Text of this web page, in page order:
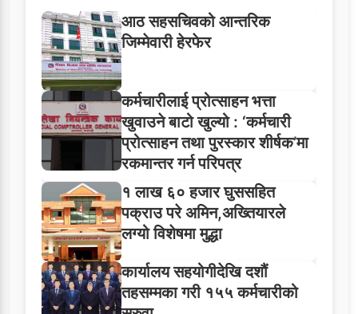
आठ सहसचिवको आन्तरिक
जिम्मेवारी हेरफेर
कर्मचारीलाई प्रोत्साहन भत्ता
खुवाउने बाटो खुल्यो : ‘कर्मचारी
प्रोत्साहन तथा पुरस्कार शीर्षक’मा
रकमान्तर गर्न परिपत्र
१ लाख ६० हजार घुससहित
पक्राउ परे अमिन,अख्तियारले
लग्यो विशेषमा मुद्धा
कार्यालय सहयोगीदेखि दशौं
तहसम्मका गरी १५५ कर्मचारीको